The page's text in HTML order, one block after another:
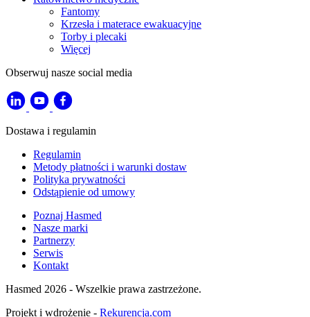
Fantomy
Krzesła i materace ewakuacyjne
Torby i plecaki
Więcej
Obserwuj nasze social media
Dostawa i regulamin
Regulamin
Metody płatności i warunki dostaw
Polityka prywatności
Odstąpienie od umowy
Poznaj Hasmed
Nasze marki
Partnerzy
Serwis
Kontakt
Hasmed 2026 - Wszelkie prawa zastrzeżone.
Projekt i wdrożenie - Rekurencja.com